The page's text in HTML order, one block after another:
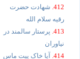
412. شهادت حضرت
رقيه سلام الله
413. پرستار سالمند در
نياوران
414.
آيا خاک پيت ماس